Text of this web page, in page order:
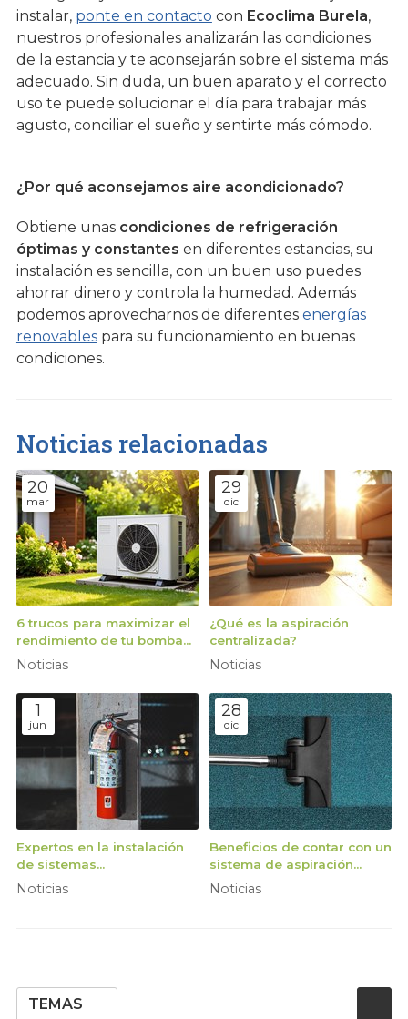
TEMAS
instalar, ponte en contacto con Ecoclima Burela,
nuestros profesionales analizarán las condiciones
de la estancia y te aconsejarán sobre el sistema más
adecuado. Sin duda, un buen aparato y el correcto
uso te puede solucionar el día para trabajar más
agusto, conciliar el sueño y sentirte más cómodo.
¿Por qué aconsejamos aire acondicionado?
Obtiene unas condiciones de refrigeración
óptimas y constantes en diferentes estancias, su
instalación es sencilla, con un buen uso puedes
ahorrar dinero y controla la humedad. Además
podemos aprovecharnos de diferentes energías
renovablespara su funcionamiento en buenas
condiciones.
Noticias relacionadas
20
mar
6 trucos para maximizar el
rendimiento de tu bomba
de calor
Noticias
29
dic
¿Qué es la aspiración
centralizada?
Noticias
1
jun
Expertos en la instalación
de sistemas
contraincendios
Noticias
28
dic
Beneficios de contar con un
sistema de aspiración
centralizada
Noticias